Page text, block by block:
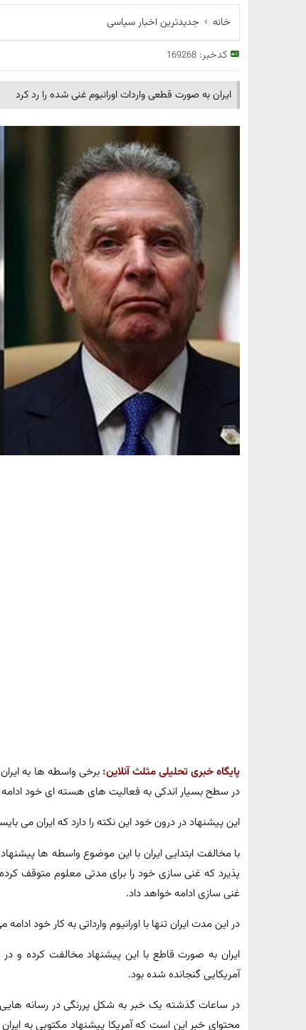
خانه جدیدترین اخبار سیاسی
کدخبر:169268
ایران به صورت قطعی واردات اورانیوم غنی شده را رد کرد
پایگاه خبری تحلیلی مثلث آنلاین: برخی واسطه ها به ایران
در سطح بسیار اندکی به فعالیت های هسته ای خود
این پیشنهاد در درون خود این نکته را دارد که ایران می
با مخالفت ابتدایی ایران با این موضوع واسطه ها
پذیرد که غنی سازی خود را برای مدتی معلوم متوقف کرده
غنی سازی ادامه خواهد داد.
در این مدت ایران تنها با اورانیوم وارداتی به کار خود
ایران به صورت قاطع با این پیشنهاد مخالفت کرده و
آمریکایی گنجانده شده بود.
در ساعات گذشته یک خبر به شکل پررنگی در رسانه هایی
محتوای خبر این است که آمریکا پیشنهاد مکتوبی به